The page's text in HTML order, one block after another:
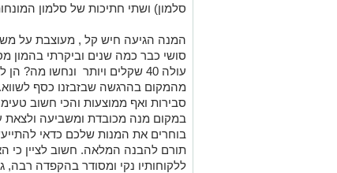
סלמון) ושתי חתיכות של סלמון
המנה הגיעה חיש קל , מעוצבת על
עולה 40 שקלים ויותר ונחשו
מהמקום בהרגשה שבזבזנו כסף
סבירות ואף ממוצעות והכי חשוב
במקום מנה מכובדת ומשביעה ולצאת
בוחרים את המנות שלכם כדאי
תורם להבנה המלאה. חשוב לציין כי
ללקוחותיו נקי ומסודר בהקפדה רבה,